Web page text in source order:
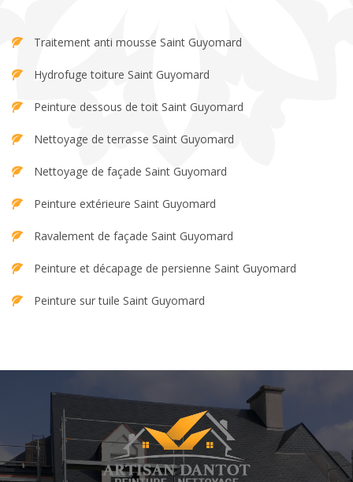
Traitement anti mousse Saint Guyomard
Hydrofuge toiture Saint Guyomard
Peinture dessous de toit Saint Guyomard
Nettoyage de terrasse Saint Guyomard
Nettoyage de façade Saint Guyomard
Peinture extérieure Saint Guyomard
Ravalement de façade Saint Guyomard
Peinture et décapage de persienne Saint Guyomard
Peinture sur tuile Saint Guyomard